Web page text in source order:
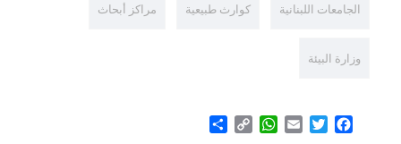
الجامعات اللبنانية كوارث طبيعية مراكز أبحاث
وزارة البيئة
Facebook
Twitter
Email
WhatsApp
Copy